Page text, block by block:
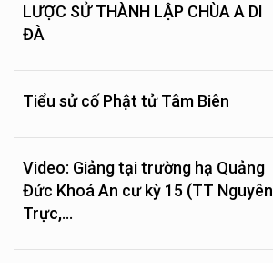
LƯỢC SỬ THÀNH LẬP CHÙA A DI
ĐÀ
Tiểu sử cố Phật tử Tâm Biên
Video: Giảng tại trường hạ Quảng
Đức Khoá An cư kỳ 15 (TT Nguyên
Trực,...